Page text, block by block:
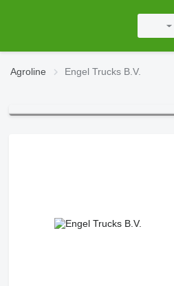
Agroline Engel Trucks B.V.